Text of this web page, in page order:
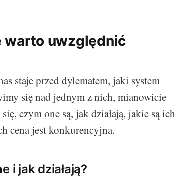
warto uwzględnić
staje przed dylematem, jaki system
się nad jednym z nich, mianowicie
czym one są, jak działają, jakie są ich
cena jest konkurencyjna.
i jak działają?